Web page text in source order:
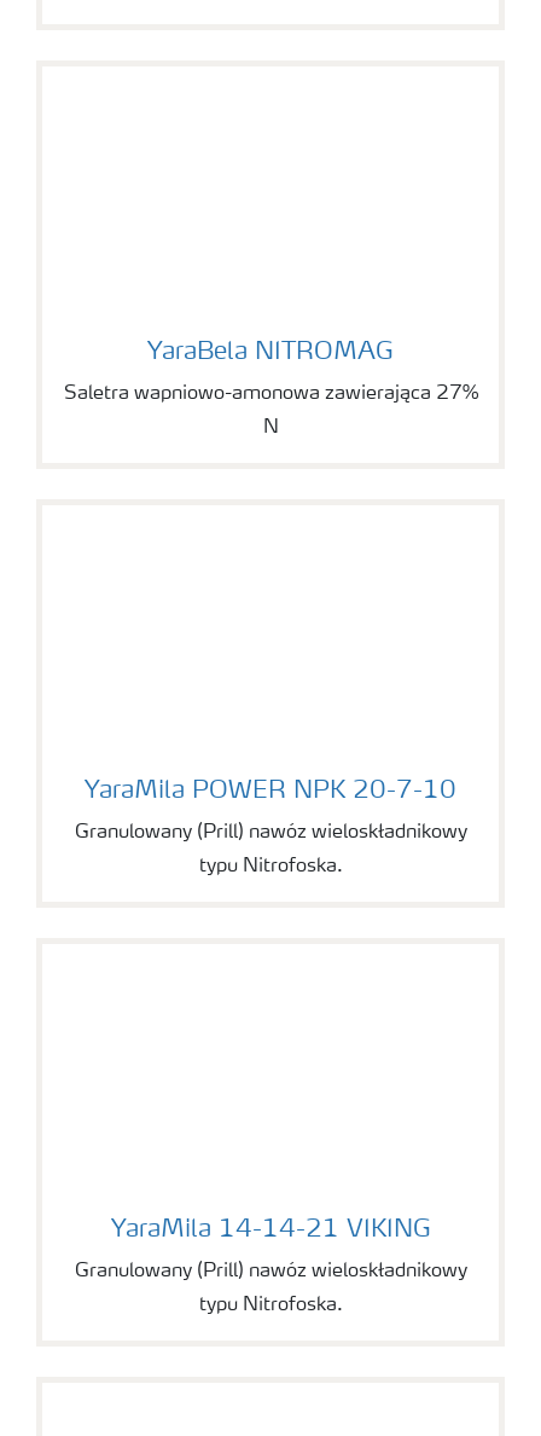
YaraBela NITROMAG
Saletra wapniowo-amonowa zawierająca 27%
N
YaraMila POWER NPK 20-7-10
Granulowany (Prill) nawóz wieloskładnikowy
typu Nitrofoska.
YaraMila 14-14-21 VIKING
Granulowany (Prill) nawóz wieloskładnikowy
typu Nitrofoska.